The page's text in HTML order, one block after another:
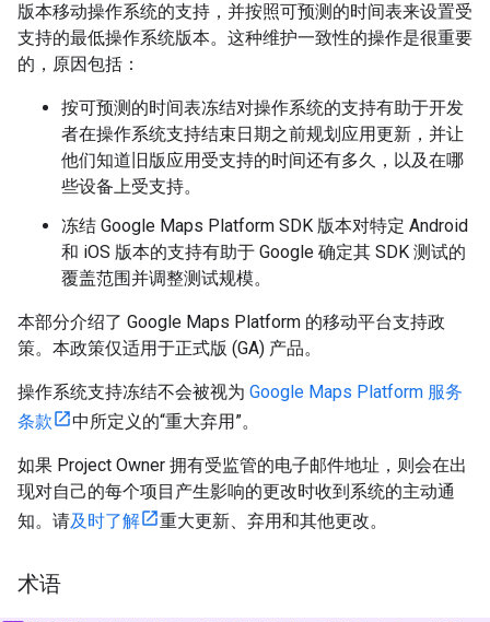
版本移动操作系统的支持，并按照可预测的时间表来设置受
支持的最低操作系统版本。这种维护一致性的操作是很重要
的，原因包括：
按可预测的时间表冻结对操作系统的支持有助于开发
者在操作系统支持结束日期之前规划应用更新，并让
他们知道旧版应用受支持的时间还有多久，以及在哪
些设备上受支持。
冻结 Google Maps Platform SDK 版本对特定 Android
和 iOS 版本的支持有助于 Google 确定其 SDK 测试的
覆盖范围并调整测试规模。
本部分介绍了 Google Maps Platform 的移动平台支持政
策。本政策仅适用于正式版 (GA) 产品。
操作系统支持冻结不会被视为 Google Maps Platform 服务
条款
中所定义的“重大弃用”。
如果 Project Owner 拥有受监管的电子邮件地址，则会在出
现对自己的每个项目产生影响的更改时收到系统的主动通
知。请及时了解 重大更新、弃用和其他更改。
术语